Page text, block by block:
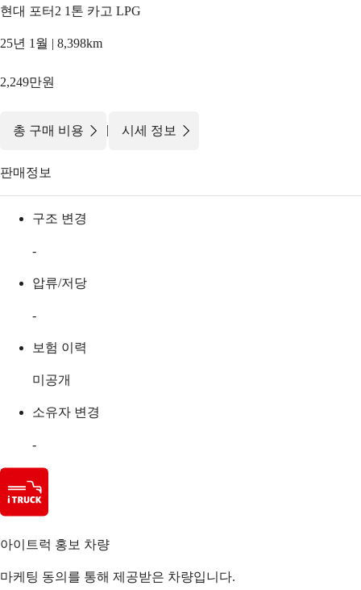
현대 포터2 1톤 카고 LPG
25년 1월 | 8,398km
2,249만원
총 구매 비용 | 시세 정보
판매정보
구조 변경
-
압류/저당
-
보험 이력
미공개
소유자 변경
-
아이트럭 홍보 차량
마케팅 동의를 통해 제공받은 차량입니다.